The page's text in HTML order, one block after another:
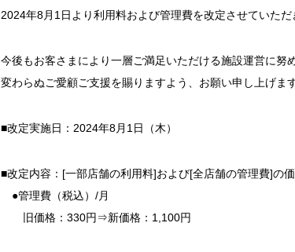
2024年8月1日より利用料および管理費を改定させていただ
今後もお客さまにより一層ご満足いただける施設運営に努
変わらぬご愛顧ご支援を賜りますよう、お願い申し上げます
■改定実施日：2024年8月1日（木）
■改定内容：[一部店舗の利用料]および[全店舗の管理費]の
●管理費（税込）/月
旧価格：330円⇒新価格：1,100円